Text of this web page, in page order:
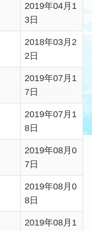
2019年04月1
3日
2018年03月2
2日
2019年07月1
7日
2019年07月1
8日
2019年08月0
7日
2019年08月0
8日
2019年08月1